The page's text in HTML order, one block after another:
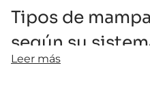
Tipos de
según su
Leer más